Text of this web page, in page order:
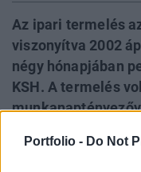
Portfolio - Do Not
Az ipari termelés
viszonyítva 2002
négy hónapjában
KSH. A termelés
áprilisban az
előző év azonos